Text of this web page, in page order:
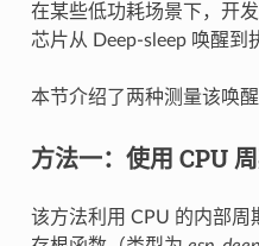
在某些低功耗场景下，开
芯片从 Deep-sleep 唤醒到
本节介绍了两种测量该唤醒
方法一：使用 CPU
该方法利用 CPU 的内部